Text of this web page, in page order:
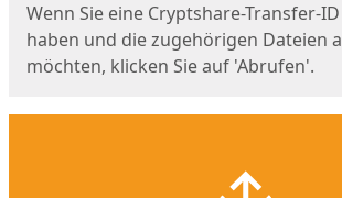
Wenn Sie eine Cryptshare-Transfer-
haben und die zugehörigen Dateien
möchten, klicken Sie auf 'Abrufen'.